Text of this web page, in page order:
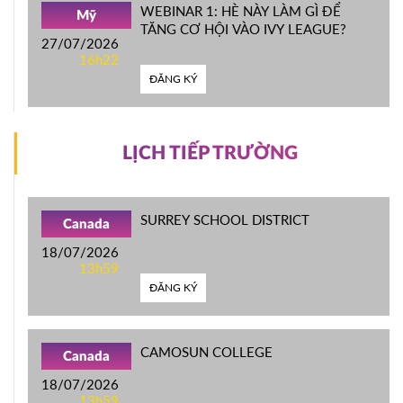
Mỹ
27/07/2026
16h22
WEBINAR 1: HÈ NÀY LÀM GÌ ĐỂ
TĂNG CƠ HỘI VÀO IVY LEAGUE?
ĐĂNG KÝ
LỊCH TIẾP TRƯỜNG
Canada
18/07/2026
13h59
SURREY SCHOOL DISTRICT
ĐĂNG KÝ
Canada
18/07/2026
CAMOSUN COLLEGE